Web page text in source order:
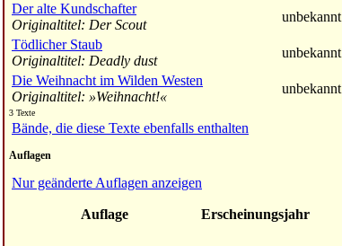
Der alte Kundschafter
Originaltitel: Der Scout
unbekannt
Tödlicher Staub
Originaltitel: Deadly dust
unbekannt
Die Weihnacht im Wilden Westen
Originaltitel: »Weihnacht!«
unbekannt
3 Texte
Bände, die diese Texte ebenfalls enthalten
Auflagen
Nur geänderte Auflagen anzeigen
Auflage Erscheinungsjahr